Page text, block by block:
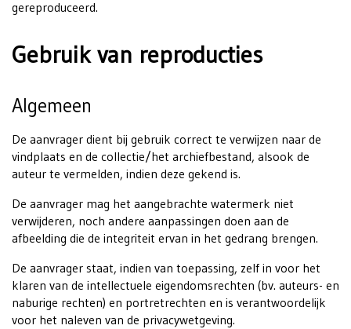
gereproduceerd.
Gebruik van reproducties
Algemeen
De aanvrager dient bij gebruik correct te verwijzen naar de
vindplaats en de collectie/het archiefbestand, alsook de
auteur te vermelden, indien deze gekend is.
De aanvrager mag het aangebrachte watermerk niet
verwijderen, noch andere aanpassingen doen aan de
afbeelding die de integriteit ervan in het gedrang brengen.
De aanvrager staat, indien van toepassing, zelf in voor het
klaren van de intellectuele eigendomsrechten (bv. auteurs- en
naburige rechten) en portretrechten en is verantwoordelijk
voor het naleven van de privacywetgeving.